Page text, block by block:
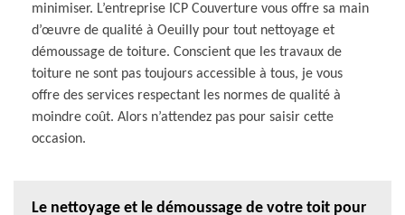
minimiser. L’entreprise ICP Couverture vous offre sa main
d’œuvre de qualité à Oeuilly pour tout nettoyage et
démoussage de toiture. Conscient que les travaux de
toiture ne sont pas toujours accessible à tous, je vous
offre des services respectant les normes de qualité à
moindre coût. Alors n’attendez pas pour saisir cette
occasion.
Le nettoyage et le démoussage de votre toit pour